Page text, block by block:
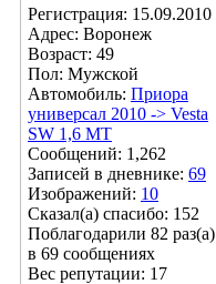
Регистрация: 15.09.2010
Адрес: Воронеж
Возраст: 49
Пол: Мужской
Автомобиль: Приора
универсал 2010 -> Vesta
SW 1,6 МТ
Сообщений: 1,262
Записей в дневнике: 69
Изображений: 10
Сказал(а) спасибо: 152
Поблагодарили 82 раз(а)
в 69 сообщениях
Вес репутации: 17